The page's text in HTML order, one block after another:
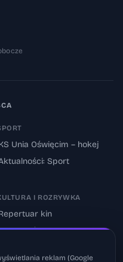
Unia Oświęcim – hokej
Sport
I ROZRYWKA
kin
Kultura
reklam (Google